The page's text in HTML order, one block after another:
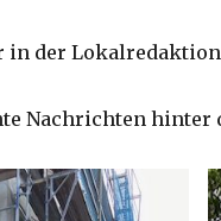
in der
Nachrichten hinter